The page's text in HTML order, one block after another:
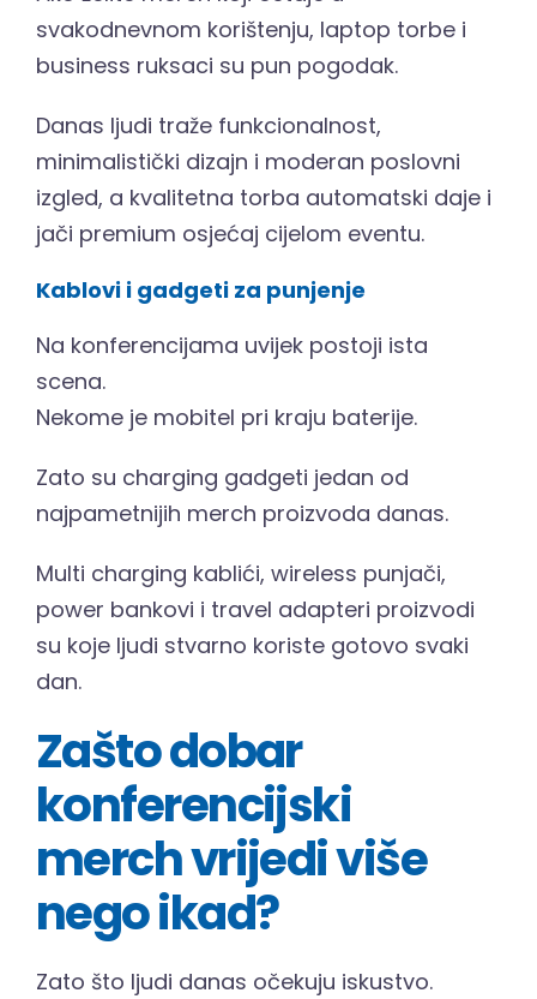
svakodnevnom korištenju, laptop torbe i
business ruksaci su pun pogodak.
Danas ljudi traže funkcionalnost,
minimalistički dizajn i moderan poslovni
izgled, a kvalitetna torba automatski daje i
jači premium osjećaj cijelom eventu.
Kablovi i gadgeti za punjenje
Na konferencijama uvijek postoji ista
scena.
Nekome je mobitel pri kraju baterije.
Zato su charging gadgeti jedan od
najpametnijih merch proizvoda danas.
Multi charging kablići, wireless punjači,
power bankovi i travel adapteri proizvodi
su koje ljudi stvarno koriste gotovo svaki
dan.
Zašto dobar
konferencijski
merch vrijedi više
nego ikad?
Zato što ljudi danas očekuju iskustvo.